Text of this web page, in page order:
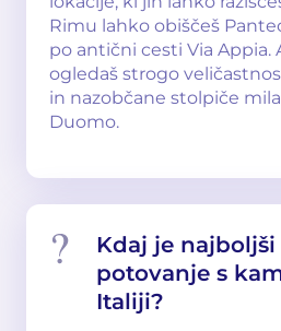
Rimu lahko obiščeš
po antični cesti Via Appia.
ogledaš strogo
in nazobčane stolpiče
Duomo.
Kdaj je najboljši
potovanje s
Italiji?